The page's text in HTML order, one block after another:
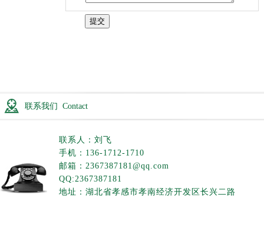
提交
联系我们 Contact
联系人：刘飞
手机：136-1712-1710
邮箱：2367387181@qq.com
QQ:2367387181
地址：湖北省孝感市孝南经济开发区长兴二路